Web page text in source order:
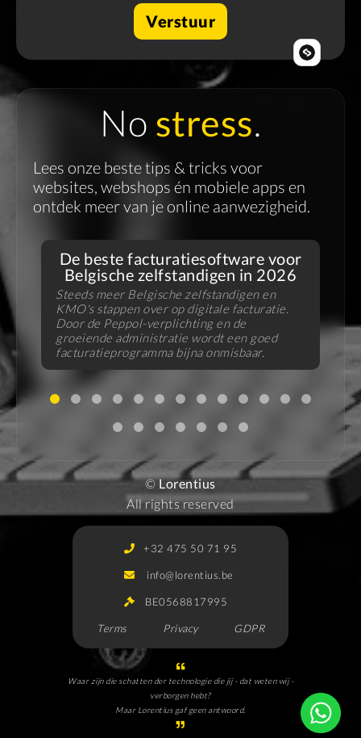
No stress.
Lees onze beste tips & tricks voor
websites, webshops én mobiele apps en
ontdek meer van je online aanwezigheid.
De beste facturatiesoftware voor
Belgische zelfstandigen in 2026
Steeds meer Belgische zelfstandigen en
KMO's stappen over op digitale facturatie.
Door de Peppol-verplichting en de
groeiende administratie wordt een goed
facturatieprogramma bijna onmisbaar.
©Lorentius
All rights reserved
+32 475 50 71 95
info@lorentius.be
BE0568817995
Terms Privacy GDPR
Waar zijn die schatten der technologie die jij - dat weten wij -
verborgen hebt?
Maar Lorentius gaf geen antwoord.